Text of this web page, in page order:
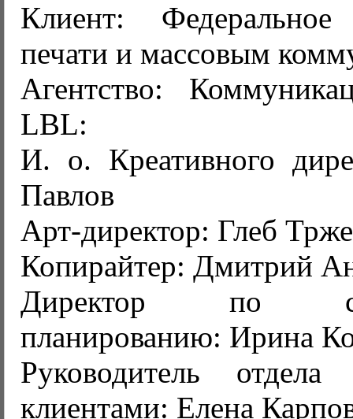
Клиент:
печати и массовым
Агентство:
LBL:
И. о. Креативного
Павлов
Арт-директор: Глеб
Копирайтер: Дмитрий
Директор по
планированию: Ирина
Руководитель
клиентами: Елена